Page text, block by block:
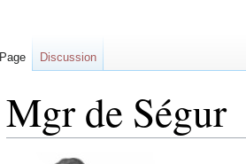
Mgr de Ségur
Page Discussion